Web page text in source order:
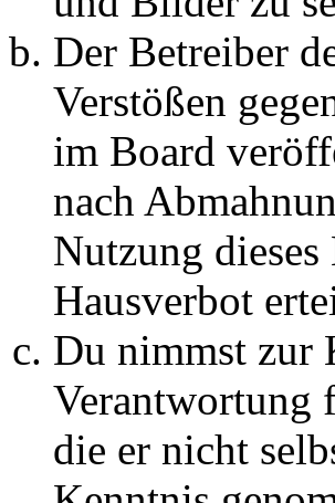
Der Betreiber
Verstößen
im Board
nach
Nutzung
Hausverbot
Du nimmst zur
Verantwortung
die er nicht